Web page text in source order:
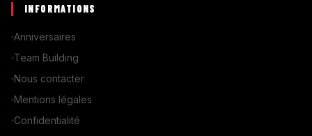
INFORMATIONS
Anniversaires
Team Building
Nous contacter
Mentions légales
Confidentialité